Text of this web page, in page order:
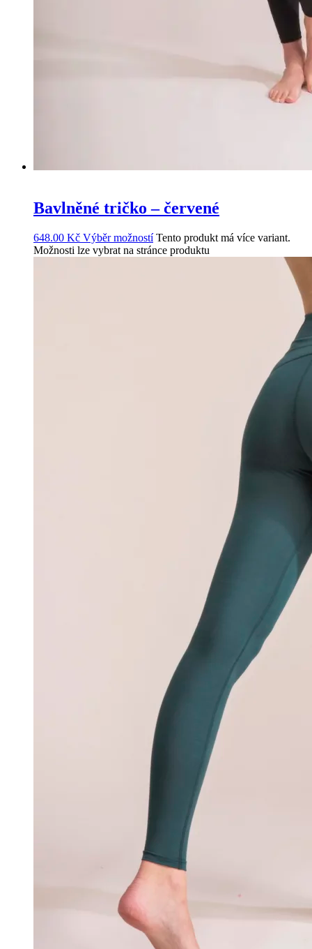
Bavlněné tričko – červené
648.00 Kč Výběr možností Tento produkt má více variant.
Možnosti lze vybrat na stránce produktu